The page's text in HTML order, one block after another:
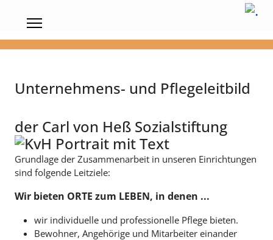
Unternehmens- und Pflegeleitbild
der Carl von Heß Sozialstiftung
Grundlage der Zusammenarbeit in unseren Einrichtungen
sind folgende Leitziele:
Wir bieten ORTE zum LEBEN, in denen ...
wir individuelle und professionelle Pflege bieten.
Bewohner, Angehörige und Mitarbeiter einander